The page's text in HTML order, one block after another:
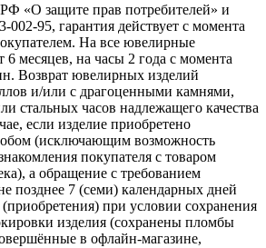
«О защите прав потребителей» и
95, гарантия действует с момента
На все ювелирные
6 месяцев, на часы 2 года с момента
Возврат ювелирных изделий
и/или с драгоценными камнями,
стальных часов надлежащего качества
если изделие приобретено
(исключающим возможность
покупателя с товаром
а обращение с требованием
позднее 7 (семи) календарных дней
при условии сохранения
изделия (сохранены пломбы
в офлайн-магазине,